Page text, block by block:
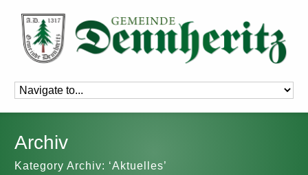
Archiv
Kategory Archiv: ‘Aktuelles’